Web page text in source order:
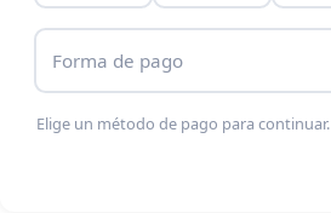
Forma de pago
Elige un método de pago para continuar.